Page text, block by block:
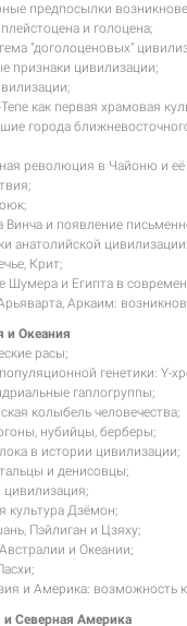
предпосылки
и голоцена;
"доголоценовых"
признаки цивилизации;
как первая храмовая
города
революция в Чайоню и её
Винча и появление
анатолийской
Крит;
Шумера и Египта в
Аркаим:
и Океания
расы;
генетики: Y-
гаплогруппы;
колыбель человечества;
нубийцы, берберы;
в истории цивилизации;
и денисовцы;
цивилизация;
культура Дзёмон;
Пэйлиган и Цзяху;
и Океании;
и Америка: возможность
и Северная Америка